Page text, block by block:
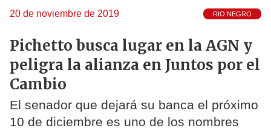
20 de noviembre de 2019 RIO NEGRO
Pichetto busca lugar en la AGN y
peligra la alianza en Juntos por el
Cambio
El senador que dejará su banca el próximo
10 de diciembre es uno de los nombres